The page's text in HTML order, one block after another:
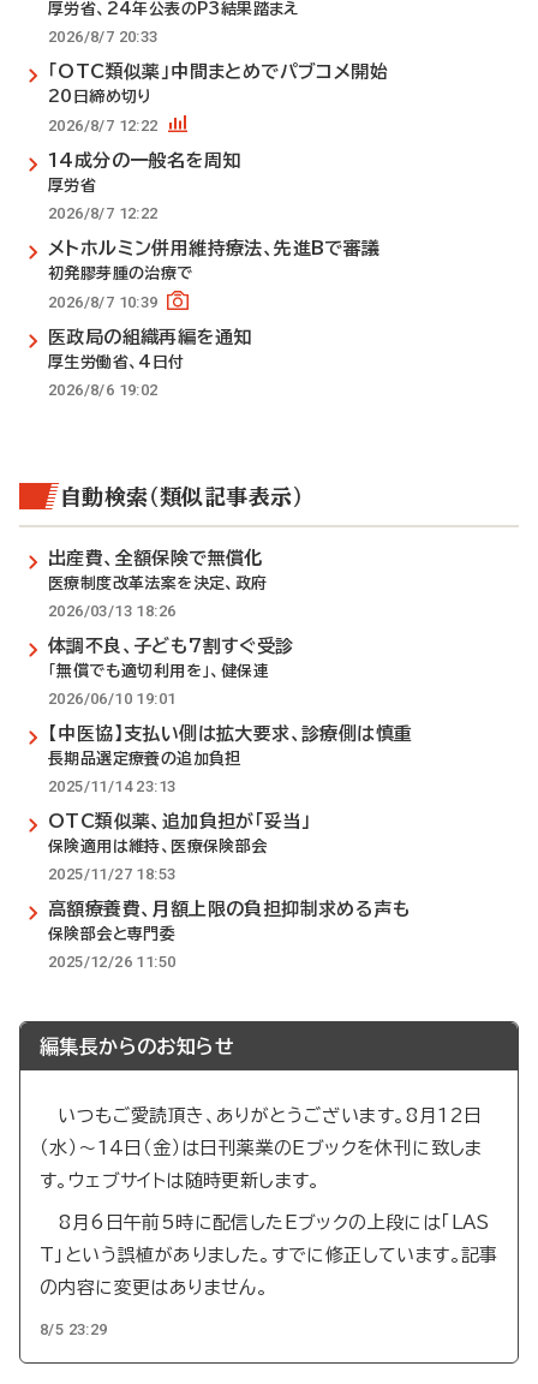
厚労省、24年公表のP3結果踏まえ
2026/8/7 20:33
「OTC類似薬」中間まとめでパブコメ開始
20日締め切り
2026/8/7 12:22
14成分の一般名を周知
厚労省
2026/8/7 12:22
メトホルミン併用維持療法、先進Bで審議
初発膠芽腫の治療で
2026/8/7 10:39
医政局の組織再編を通知
厚生労働省、4日付
2026/8/6 19:02
自動検索（類似記事表示）
出産費、全額保険で無償化
医療制度改革法案を決定、政府
2026/03/13 18:26
体調不良、子ども7割すぐ受診
「無償でも適切利用を」、健保連
2026/06/10 19:01
【中医協】支払い側は拡大要求、診療側は慎重
長期品選定療養の追加負担
2025/11/14 23:13
OTC類似薬、追加負担が「妥当」
保険適用は維持、医療保険部会
2025/11/27 18:53
高額療養費、月額上限の負担抑制求める声も
保険部会と専門委
2025/12/26 11:50
編集長からのお知らせ
いつもご愛読頂き、ありがとうございます。8月12日
（水）～14日（金）は日刊薬業のEブックを休刊に致しま
す。ウェブサイトは随時更新します。
8月6日午前5時に配信したEブックの上段には「LAS
T」という誤植がありました。すでに修正しています。記事
の内容に変更はありません。
8/5 23:29